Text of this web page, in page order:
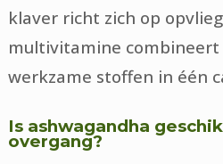
klaver richt zich op
multivitamine
werkzame stoffen in één
Is ashwagandha
overgang?